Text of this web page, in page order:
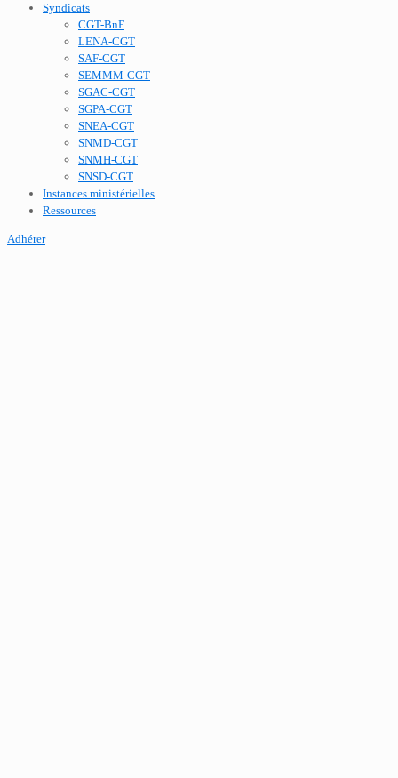
Syndicats
CGT-BnF
LENA-CGT
SAF-CGT
SEMMM-CGT
SGAC-CGT
SGPA-CGT
SNEA-CGT
SNMD-CGT
SNMH-CGT
SNSD-CGT
Instances ministérielles
Ressources
Adhérer